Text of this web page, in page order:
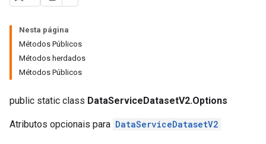
Nesta página
Métodos Públicos
Métodos herdados
Métodos Públicos
public static class DataServiceDatasetV2.Options
Atributos opcionais para DataServiceDatasetV2